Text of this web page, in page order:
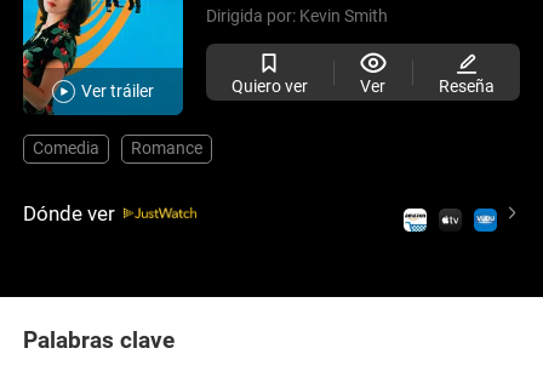
Ver tráiler
Dirigida por: Kevin Smith
Quiero ver Ver Reseña
Comedia Romance
Dónde ver
Palabras clave